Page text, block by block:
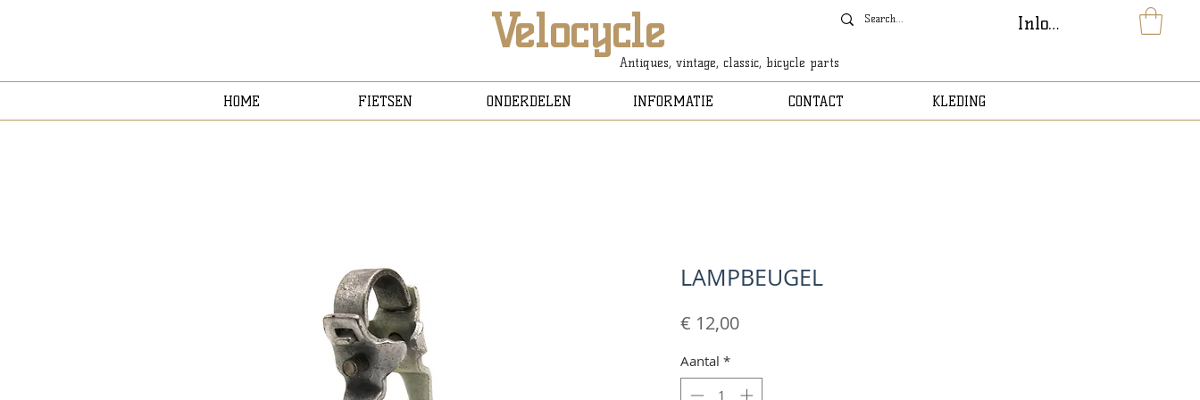
Velocycle
Antiques, vintage, classic, bicycle parts
Inloggen
HOME FIETSEN ONDERDELEN INFORMATIE CONTACT KLEDING
LAMPBEUGEL
€ 12,00Prijs
Aantal *